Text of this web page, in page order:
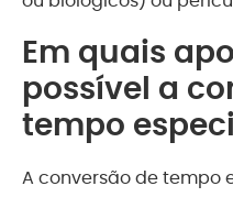
Em quais
possível a
tempo
A conversão de tempo